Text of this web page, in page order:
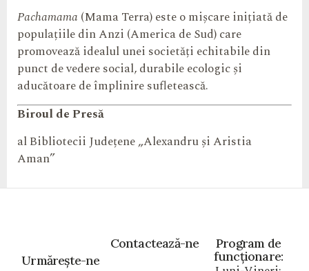
Pachamama (Mama Terra) este o mișcare inițiată de
populațiile din Anzi (America de Sud) care
promovează idealul unei societăți echitabile din
punct de vedere social, durabile ecologic și
aducătoare de împlinire sufletească.
Biroul de Presă
al Bibliotecii Județene „Alexandru și Aristia
Aman”
Program de
funcționare:
Contactează-ne
Urmărește-ne